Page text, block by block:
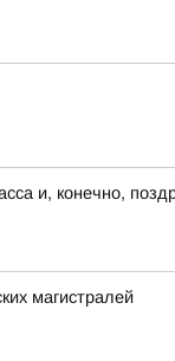
и, конечно,
магистралей